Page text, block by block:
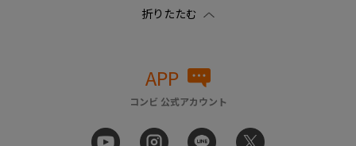
APP
コンビ 公式アカウント